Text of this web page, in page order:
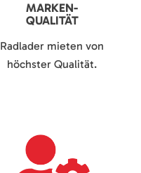
MARKEN-
QUALITÄT
Radlader mieten von
höchster Qualität.